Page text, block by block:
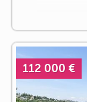
112 000 €